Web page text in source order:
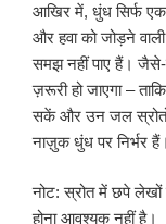
आखिर में, धुंध सिर्फ एक
और हवा को जोड़ने
समझ नहीं पाए हैं।
ज़रूरी हो जाएगा –
सकें और उन जल स्रोतों
नाज़ुक धुंध पर निर्भर हैं।
नोट: स्रोत में छपे
होना आवश्यक नहीं है।